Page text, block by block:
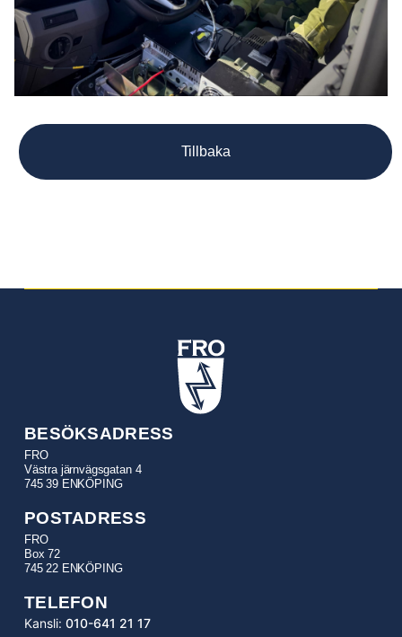
Tillbaka
BESÖKSADRESS
FRO
Västra järnvägsgatan 4
745 39 ENKÖPING
POSTADRESS
FRO
Box 72
745 22 ENKÖPING
TELEFON
Kansli: 010-641 21 17